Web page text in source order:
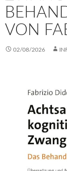
VON
02/08/2026